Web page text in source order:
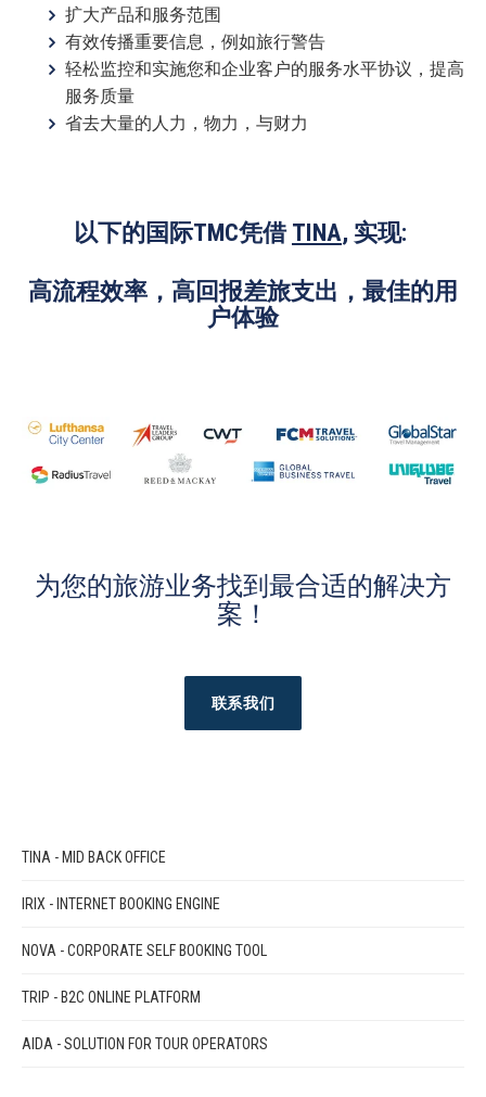
扩大产品和服务范围
有效传播重要信息，例如旅行警告
轻松监控和实施您和企业客户的服务水平协议，提高
服务质量
省去大量的人力，物力，与财力
以下的国际TMC凭借TINA, 实现:
高流程效率，高回报差旅支出，最佳的用
户体验
为您的旅游业务找到最合适的解决方
案！
联系我们
TINA - MID BACK OFFICE
IRIX - INTERNET BOOKING ENGINE
NOVA - CORPORATE SELF BOOKING TOOL
TRIP - B2C ONLINE PLATFORM
AIDA - SOLUTION FOR TOUR OPERATORS